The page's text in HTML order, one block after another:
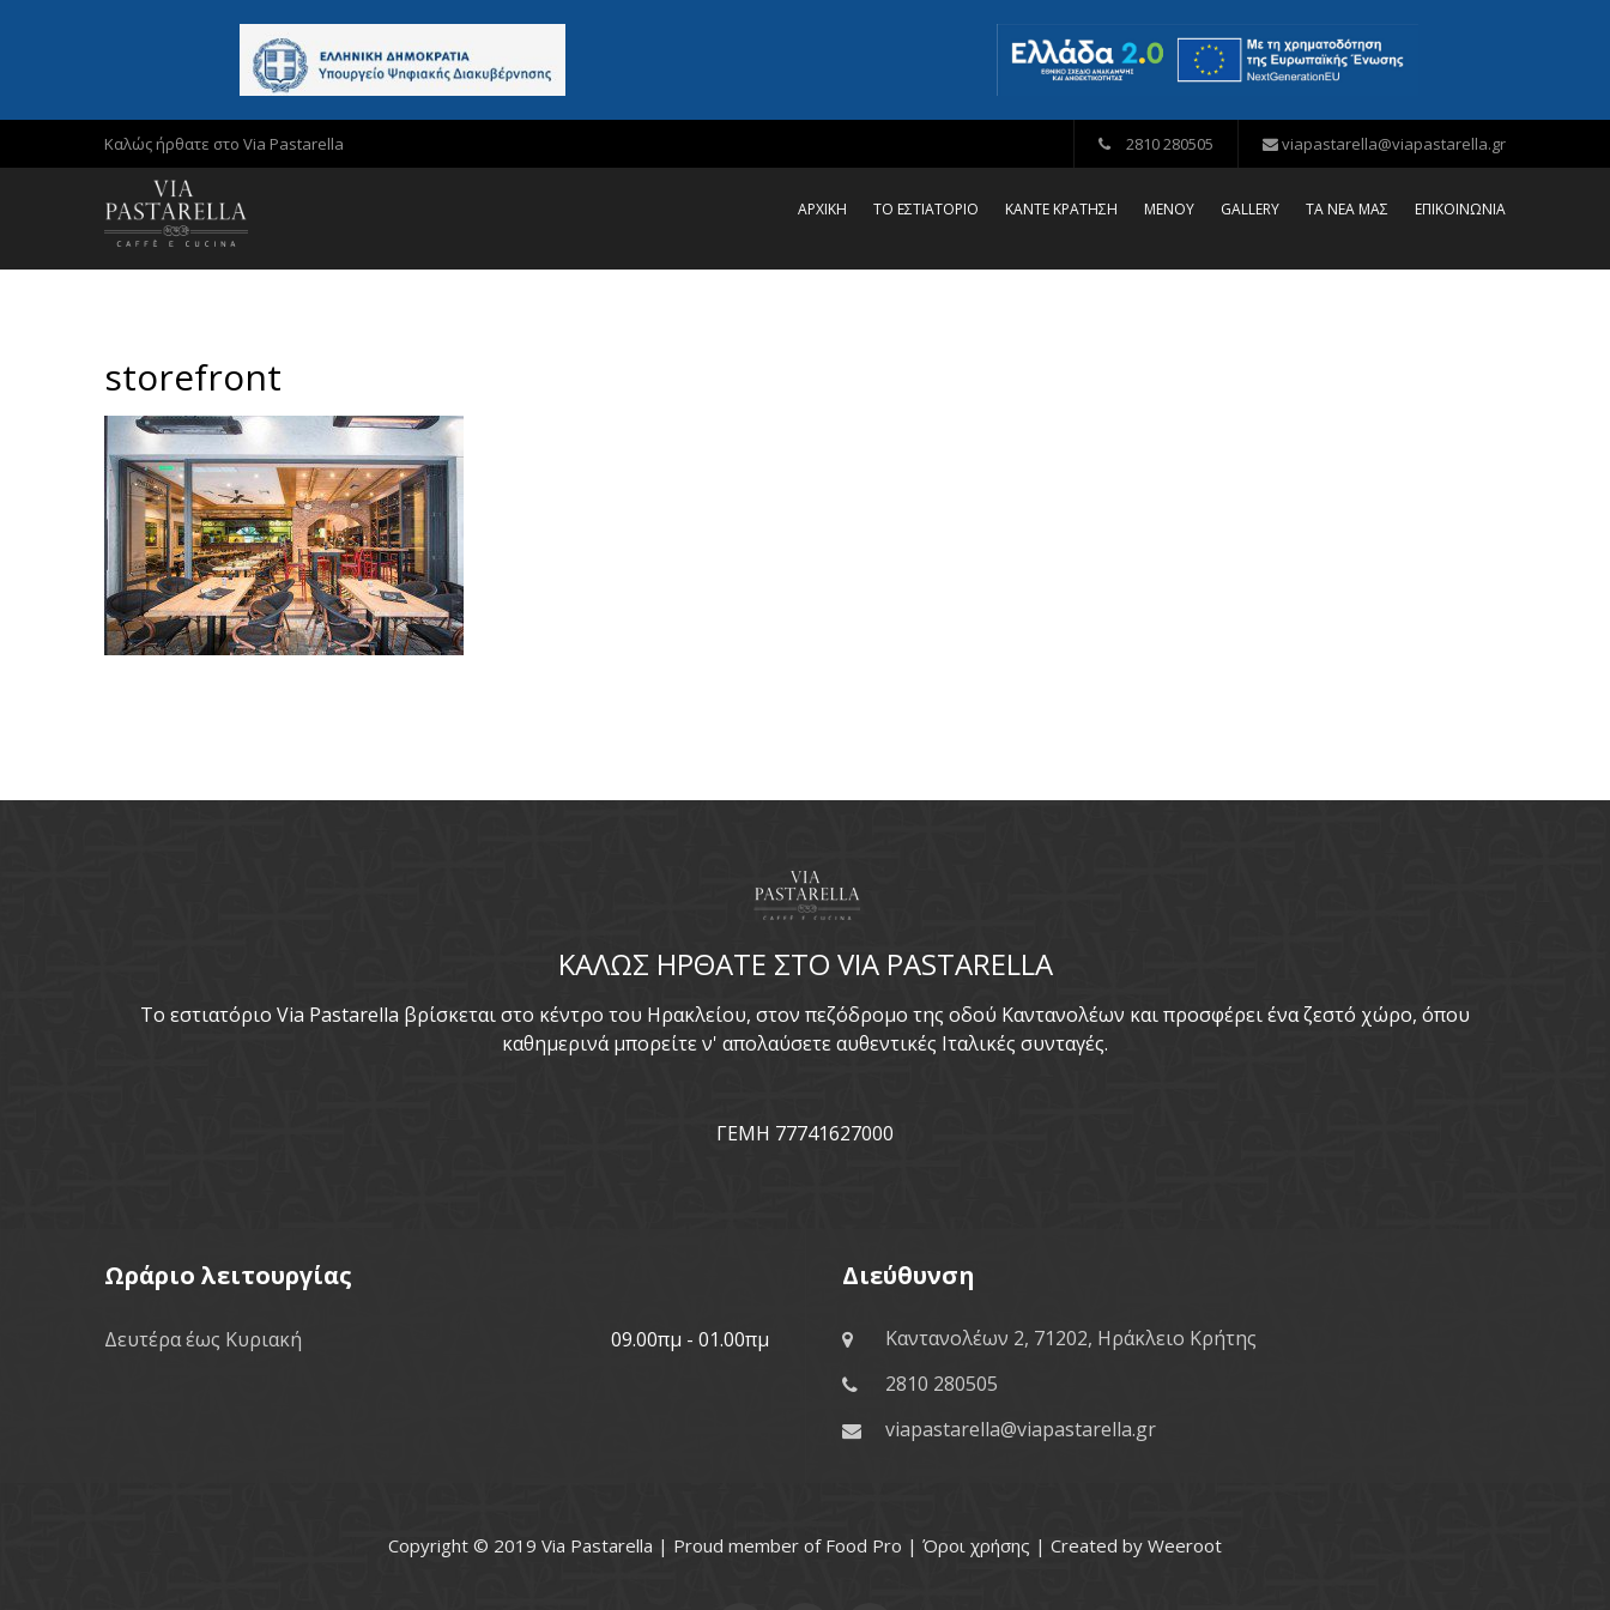
Καλώς ήρθατε στο Via Pastarella 2810 280505 viapastarella@viapastarella.gr
ΑΡΧΙΚΗ ΤΟ ΕΣΤΙΑΤΟΡΙΟ ΚΑΝΤΕ ΚΡΑΤΗΣΗ ΜΕΝΟΥ GALLERY ΤΑ ΝΕΑ ΜΑΣ ΕΠΙΚΟΙΝΩΝΙΑ
storefront
ΚΑΛΩΣ ΗΡΘΑΤΕ ΣΤΟ VIA PASTARELLA
To εστιατόριο Via Pastarella βρίσκεται στο κέντρο του Ηρακλείου, στον πεζόδρομο της οδού Καντανολέων και προσφέρει ένα ζεστό χώρο, όπου
καθημερινά μπορείτε ν' απολαύσετε αυθεντικές Ιταλικές συνταγές.
ΓΕΜΗ 77741627000
Ωράριο λειτουργίας
Δευτέρα έως Κυριακή 09.00πμ - 01.00πμ
Διεύθυνση
Καντανολέων 2, 71202, Ηράκλειο Κρήτης
2810 280505
viapastarella@viapastarella.gr
Copyright © 2019 Via Pastarella | Proud member of Food Pro | Όροι χρήσης | Created by Weeroot